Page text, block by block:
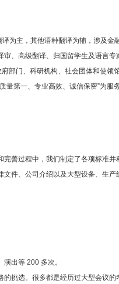
为主，其他语种翻译为辅，涉及金
、高级翻译、归国留学生及语言
部门、科研机构、社会团体和使领
第一、专业高效、诚信保密”为服
善过程中，我们制定了各项标准
件、公司介绍以及大型设备、生产
出等 200 多次。
挑选。很多都是经历过大型会议的